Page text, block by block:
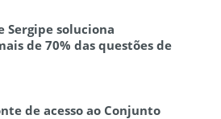
Sergipe soluciona
de 70% das questões de
de acesso ao Conjunto